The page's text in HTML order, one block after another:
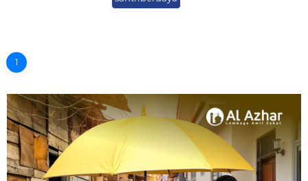
1